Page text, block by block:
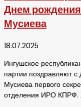
Днем
Мусиева
18.07.2025
Ингушское
партии поздравляют
Мусиева первого
отделения ИРО КПРФ.